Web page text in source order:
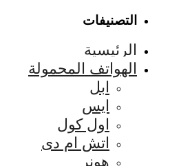
التصنيفات
الرئيسية
الهواتف المحمولة
ابل
ايس
اول كول
اتش ام دى
هونر